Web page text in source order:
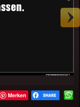
Merken